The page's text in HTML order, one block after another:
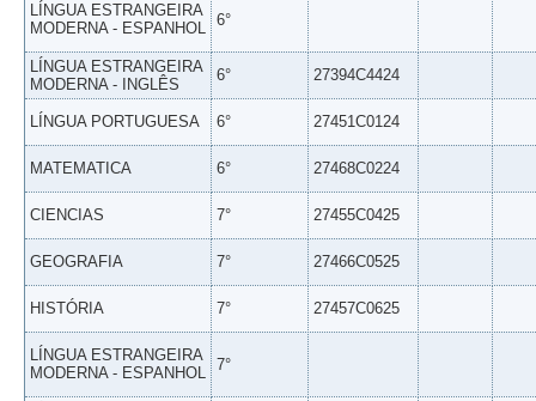
LÍNGUA ESTRANGEIRA
MODERNA - ESPANHOL 6°
LÍNGUA ESTRANGEIRA
MODERNA - INGLÊS
6° 27394C4424
LÍNGUA PORTUGUESA 6° 27451C0124
MATEMATICA 6° 27468C0224
CIENCIAS 7° 27455C0425
GEOGRAFIA 7° 27466C0525
HISTÓRIA 7° 27457C0625
LÍNGUA ESTRANGEIRA
MODERNA - ESPANHOL 7°